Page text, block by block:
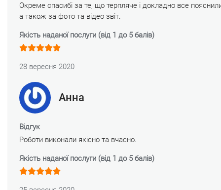
Окреме спасибі за те, що терпляче і докладно все
а також за фото та відео звіт.
Якість наданої послуги (від 1 до 5 балів)
28 вересня 2020
Анна
Відгук
Роботи виконали якісно та вчасно.
Якість наданої послуги (від 1 до 5 балів)